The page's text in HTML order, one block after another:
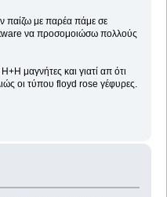
παίζω με παρέα πάμε σε
να προσομοιώσω πολλούς
μαγνήτες και γιατί απ ότι
οι τύπου floyd rose γέφυρες.